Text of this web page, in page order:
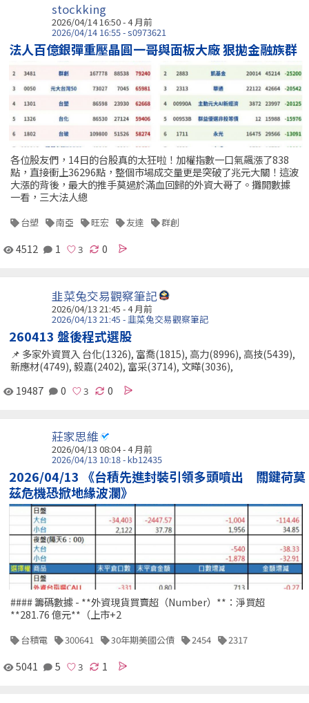
stockking
2026/04/14 16:50 - 4 月前
2026/04/14 16:55 - s0973621
法人百億銀彈重壓晶圓一哥與面板大廠 狠拋金融族群
各位股友們，14日的台股真的太狂啦！加權指數一口氣飆漲了838
點，直接衝上36296點，整個市場成交量更是突破了兆元大關！這波
大漲的背後，最大的推手莫過於滿血回歸的外資大哥了。攤開數據
一看，三大法人總
台塑 南亞 旺宏 友達 群創
4512 1 0
韭菜兔交易觀察筆記
2026/04/13 21:45 - 4 月前
2026/04/13 21:45 - 韭菜兔交易觀察筆記
260413 盤後程式選股
📌 多家外資買入 台化(1326), 富喬(1815), 高力(8996), 高技(5439),
新應材(4749), 毅嘉(2402), 富采(3714), 文曄(3036),
19487
0 0
莊家思維
2026/04/13 08:04 - 4 月前
2026/04/13 10:18 - kb12435
2026/04/13 《台積先進封裝引領多頭噴出 關鍵荷莫
茲危機恐掀地緣波瀾》
#### 籌碼數據 - **外資現貨買賣超（Number）**：淨買超
**281.76 億元**（上市+2
台積電 300641 30年期美國公債 2454 2317
5041 5 1